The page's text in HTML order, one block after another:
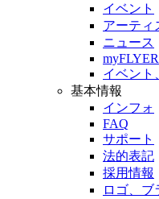
イベント
アーティ
ニュース
myFLYER
イベント
基本情報
インフォ
FAQ
サポート
法的表記
採用情報
ロゴ、ブ